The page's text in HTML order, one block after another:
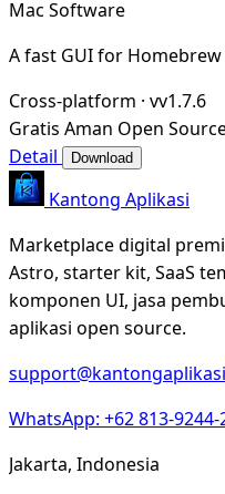
Mac Software
A fast GUI for
Cross-platform · vv1.7.6
Gratis Aman Open
Detail
Download
Kantong Aplikasi
Marketplace digital
Astro, starter kit, SaaS
komponen UI, jasa
aplikasi open source.
WhatsApp: +62 813-9244-
Jakarta, Indonesia